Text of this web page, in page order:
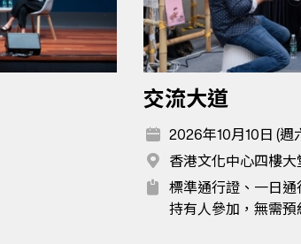
交流大道
2026年10月10日 (週
香港文化中心四樓大
標準通行證、一日
持有人參加，無需預